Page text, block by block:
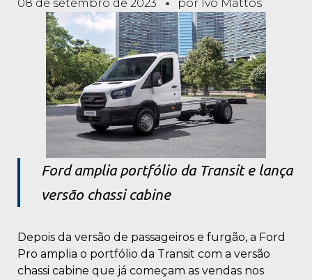
08 de setembro de 2023 por Ivo Mattos
Ford amplia portfólio da Transit e lança
versão chassi cabine
Depois da versão de passageiros e furgão, a Ford
Pro amplia o portfólio da Transit com a versão
chassi cabine que já começam as vendas nos